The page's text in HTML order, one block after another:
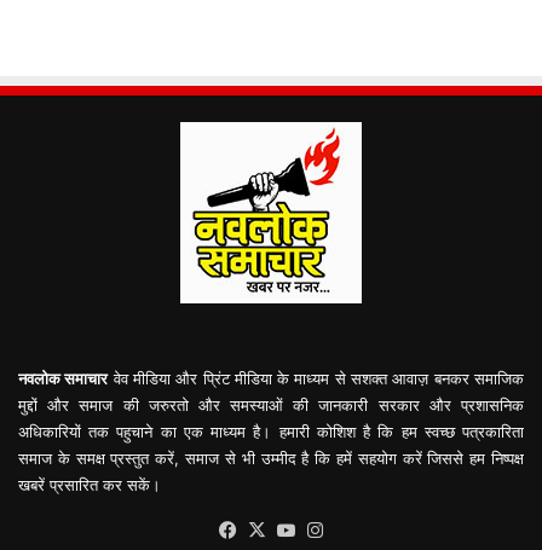
नवलोक समाचारवेव मीडिया और प्रिंट मीडिया के माध्यम से सशक्त आवाज़ बनकर समाजिक
मुद्दों और समाज की जरुरतो और समस्याओं की जानकारी सरकार और प्रशासनिक
अधिकारियों तक पहुचाने का एक माध्यम है। हमारी कोशिश है कि हम स्वच्छ पत्रकारिता
समाज के समक्ष प्रस्तुत करें, समाज से भी उम्मीद है कि हमें सहयोग करें जिससे हम निष्पक्ष
खबरें प्रसारित कर सकें।
Facebook
X YouTube